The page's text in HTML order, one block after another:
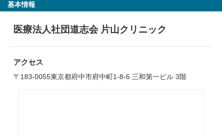
基本情報
医療法人社団道志会 片山クリニック
アクセス
〒183-0055東京都府中市府中町1-8-6 三和第一ビル 3階